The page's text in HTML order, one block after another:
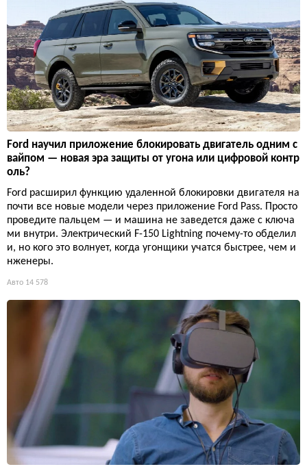
Ford научил приложение блокировать двигатель одним с
вайпом — новая эра защиты от угона или цифровой контр
оль?
Ford расширил функцию удаленной блокировки двигателя на
почти все новые модели через приложение Ford Pass. Просто
проведите пальцем — и машина не заведется даже с ключа
ми внутри. Электрический F-150 Lightning почему-то обделил
и, но кого это волнует, когда угонщики учатся быстрее, чем и
нженеры.
Авто 14 578